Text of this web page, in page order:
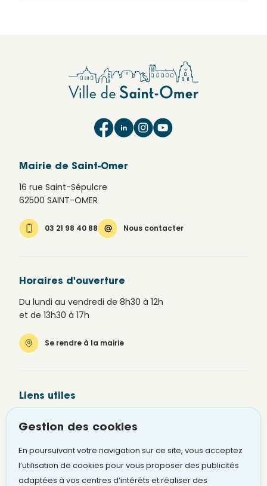
Mairie de Saint-Omer
16 rue Saint-Sépulcre
62500 SAINT-OMER
03 21 98 40 88 Nous contacter
Horaires d'ouverture
Du lundi au vendredi de 8h30 à 12h
et de 13h30 à 17h
Se rendre à la mairie
Liens utiles
Signaler un problème
Gestion des cookies
En poursuivant votre navigation sur ce site, vous acceptez
l’utilisation de cookies pour vous proposer des publicités
adaptées à vos centres d’intérêts et réaliser des